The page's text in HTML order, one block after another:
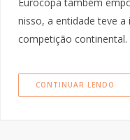
nisso, a entidade teve
competição
CONTINUAR LENDO